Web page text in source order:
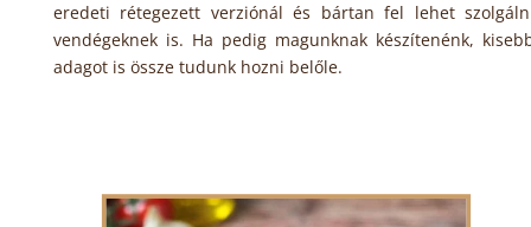
eredeti rétegezett verziónál és bártan fel lehet
vendégeknek is. Ha pedig magunknak készítenénk,
adagot is össze tudunk hozni belőle.